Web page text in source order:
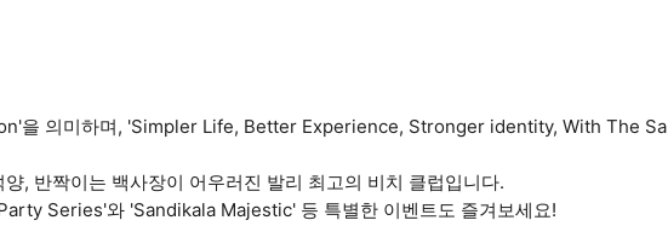
을 의미하며, 'Simpler Life, Better Experience, Stronger identity, With The Sa
, 반짝이는 백사장이 어우러진 발리 최고의 비치 클럽입니다.
Series'와 'Sandikala Majestic' 등 특별한 이벤트도 즐겨보세요!